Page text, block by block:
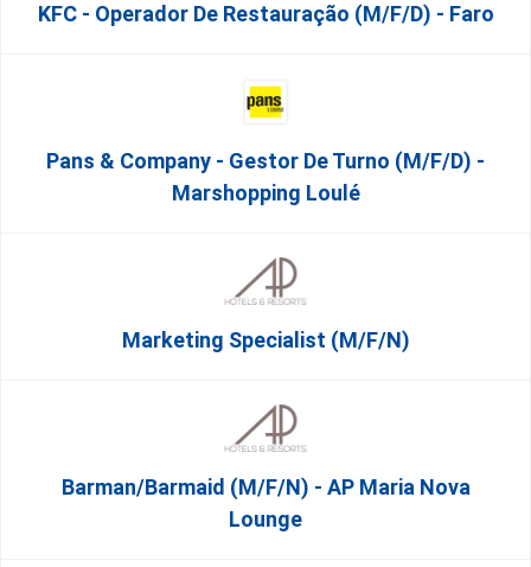
KFC - Operador De Restauração (m/f/d) - Faro
Pans & Company - Gestor De Turno (m/f/d) -
Marshopping Loulé
Marketing Specialist (m/f/n)
Barman/Barmaid (M/F/N) - AP Maria Nova
Lounge